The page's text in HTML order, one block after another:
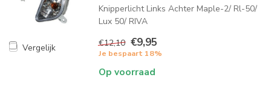
Vergelijk
Knipperlicht Links Achter Maple-2/ Rl-50/
Lux 50/ RIVA
€12,10 €9,95
Je bespaart 18%
Op voorraad